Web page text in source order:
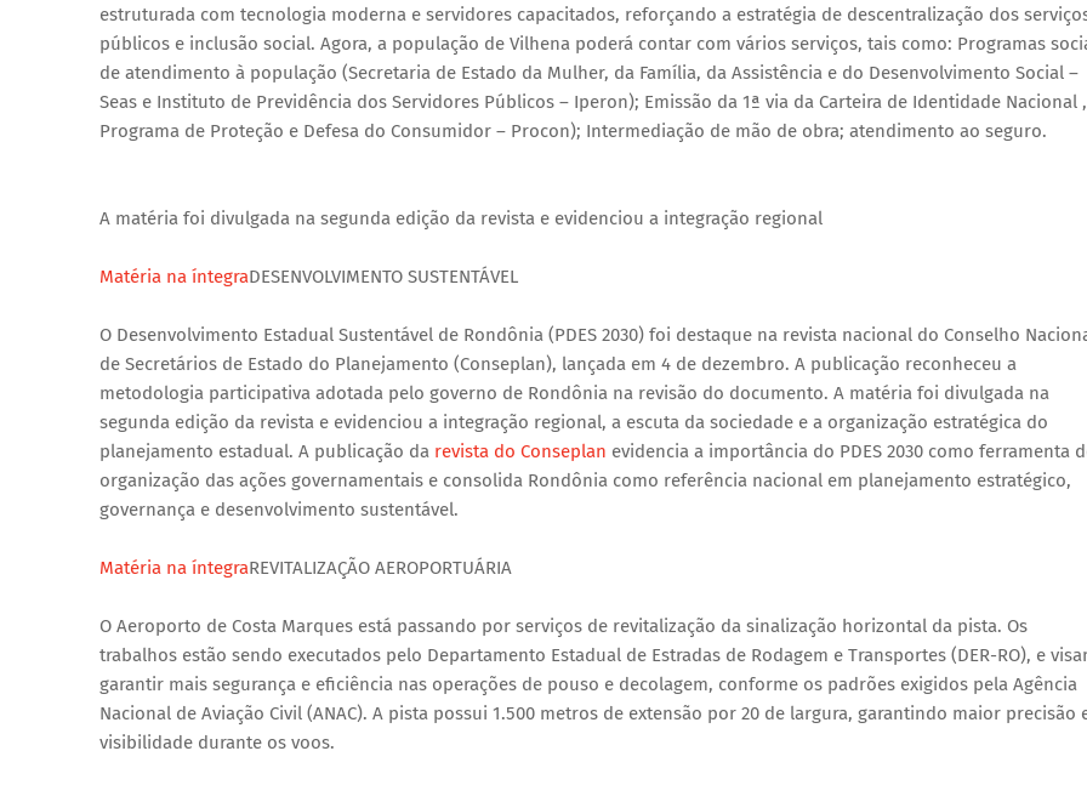
estruturada com tecnologia moderna e servidores capacitados, reforçando a estratégia de descentralização dos
públicos e inclusão social. Agora, a população de Vilhena poderá contar com vários serviços, tais como: Programas
de atendimento à população (Secretaria de Estado da Mulher, da Família, da Assistência e do Desenvolvimento Social –
Seas e Instituto de Previdência dos Servidores Públicos – Iperon); Emissão da 1ª via da Carteira de Identidade Nacional
Programa de Proteção e Defesa do Consumidor – Procon); Intermediação de mão de obra; atendimento ao seguro.
A matéria foi divulgada na segunda edição da revista e evidenciou a integração regional
Matéria na íntegraDESENVOLVIMENTO SUSTENTÁVEL
O Desenvolvimento Estadual Sustentável de Rondônia (PDES 2030) foi destaque na revista nacional do Conselho
de Secretários de Estado do Planejamento (Conseplan), lançada em 4 de dezembro. A publicação reconheceu a
metodologia participativa adotada pelo governo de Rondônia na revisão do documento. A matéria foi divulgada na
segunda edição da revista e evidenciou a integração regional, a escuta da sociedade e a organização estratégica do
planejamento estadual. A publicação da revista do Conseplan evidencia a importância do PDES 2030 como ferramenta
organização das ações governamentais e consolida Rondônia como referência nacional em planejamento estratégico,
governança e desenvolvimento sustentável.
Matéria na íntegraREVITALIZAÇÃO AEROPORTUÁRIA
O Aeroporto de Costa Marques está passando por serviços de revitalização da sinalização horizontal da pista. Os
trabalhos estão sendo executados pelo Departamento Estadual de Estradas de Rodagem e Transportes (DER-RO), e
garantir mais segurança e eficiência nas operações de pouso e decolagem, conforme os padrões exigidos pela Agência
Nacional de Aviação Civil (ANAC). A pista possui 1.500 metros de extensão por 20 de largura, garantindo maior precisão
visibilidade durante os voos.